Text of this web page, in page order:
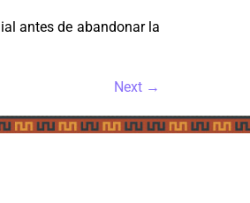
antes de abandonar la
Next →